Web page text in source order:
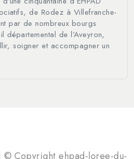
de Rodez à Villefranche-
par de nombreux bourgs
départemental de l’Aveyron,
soigner et accompagner un
© Copyright ehpad-loree-du-